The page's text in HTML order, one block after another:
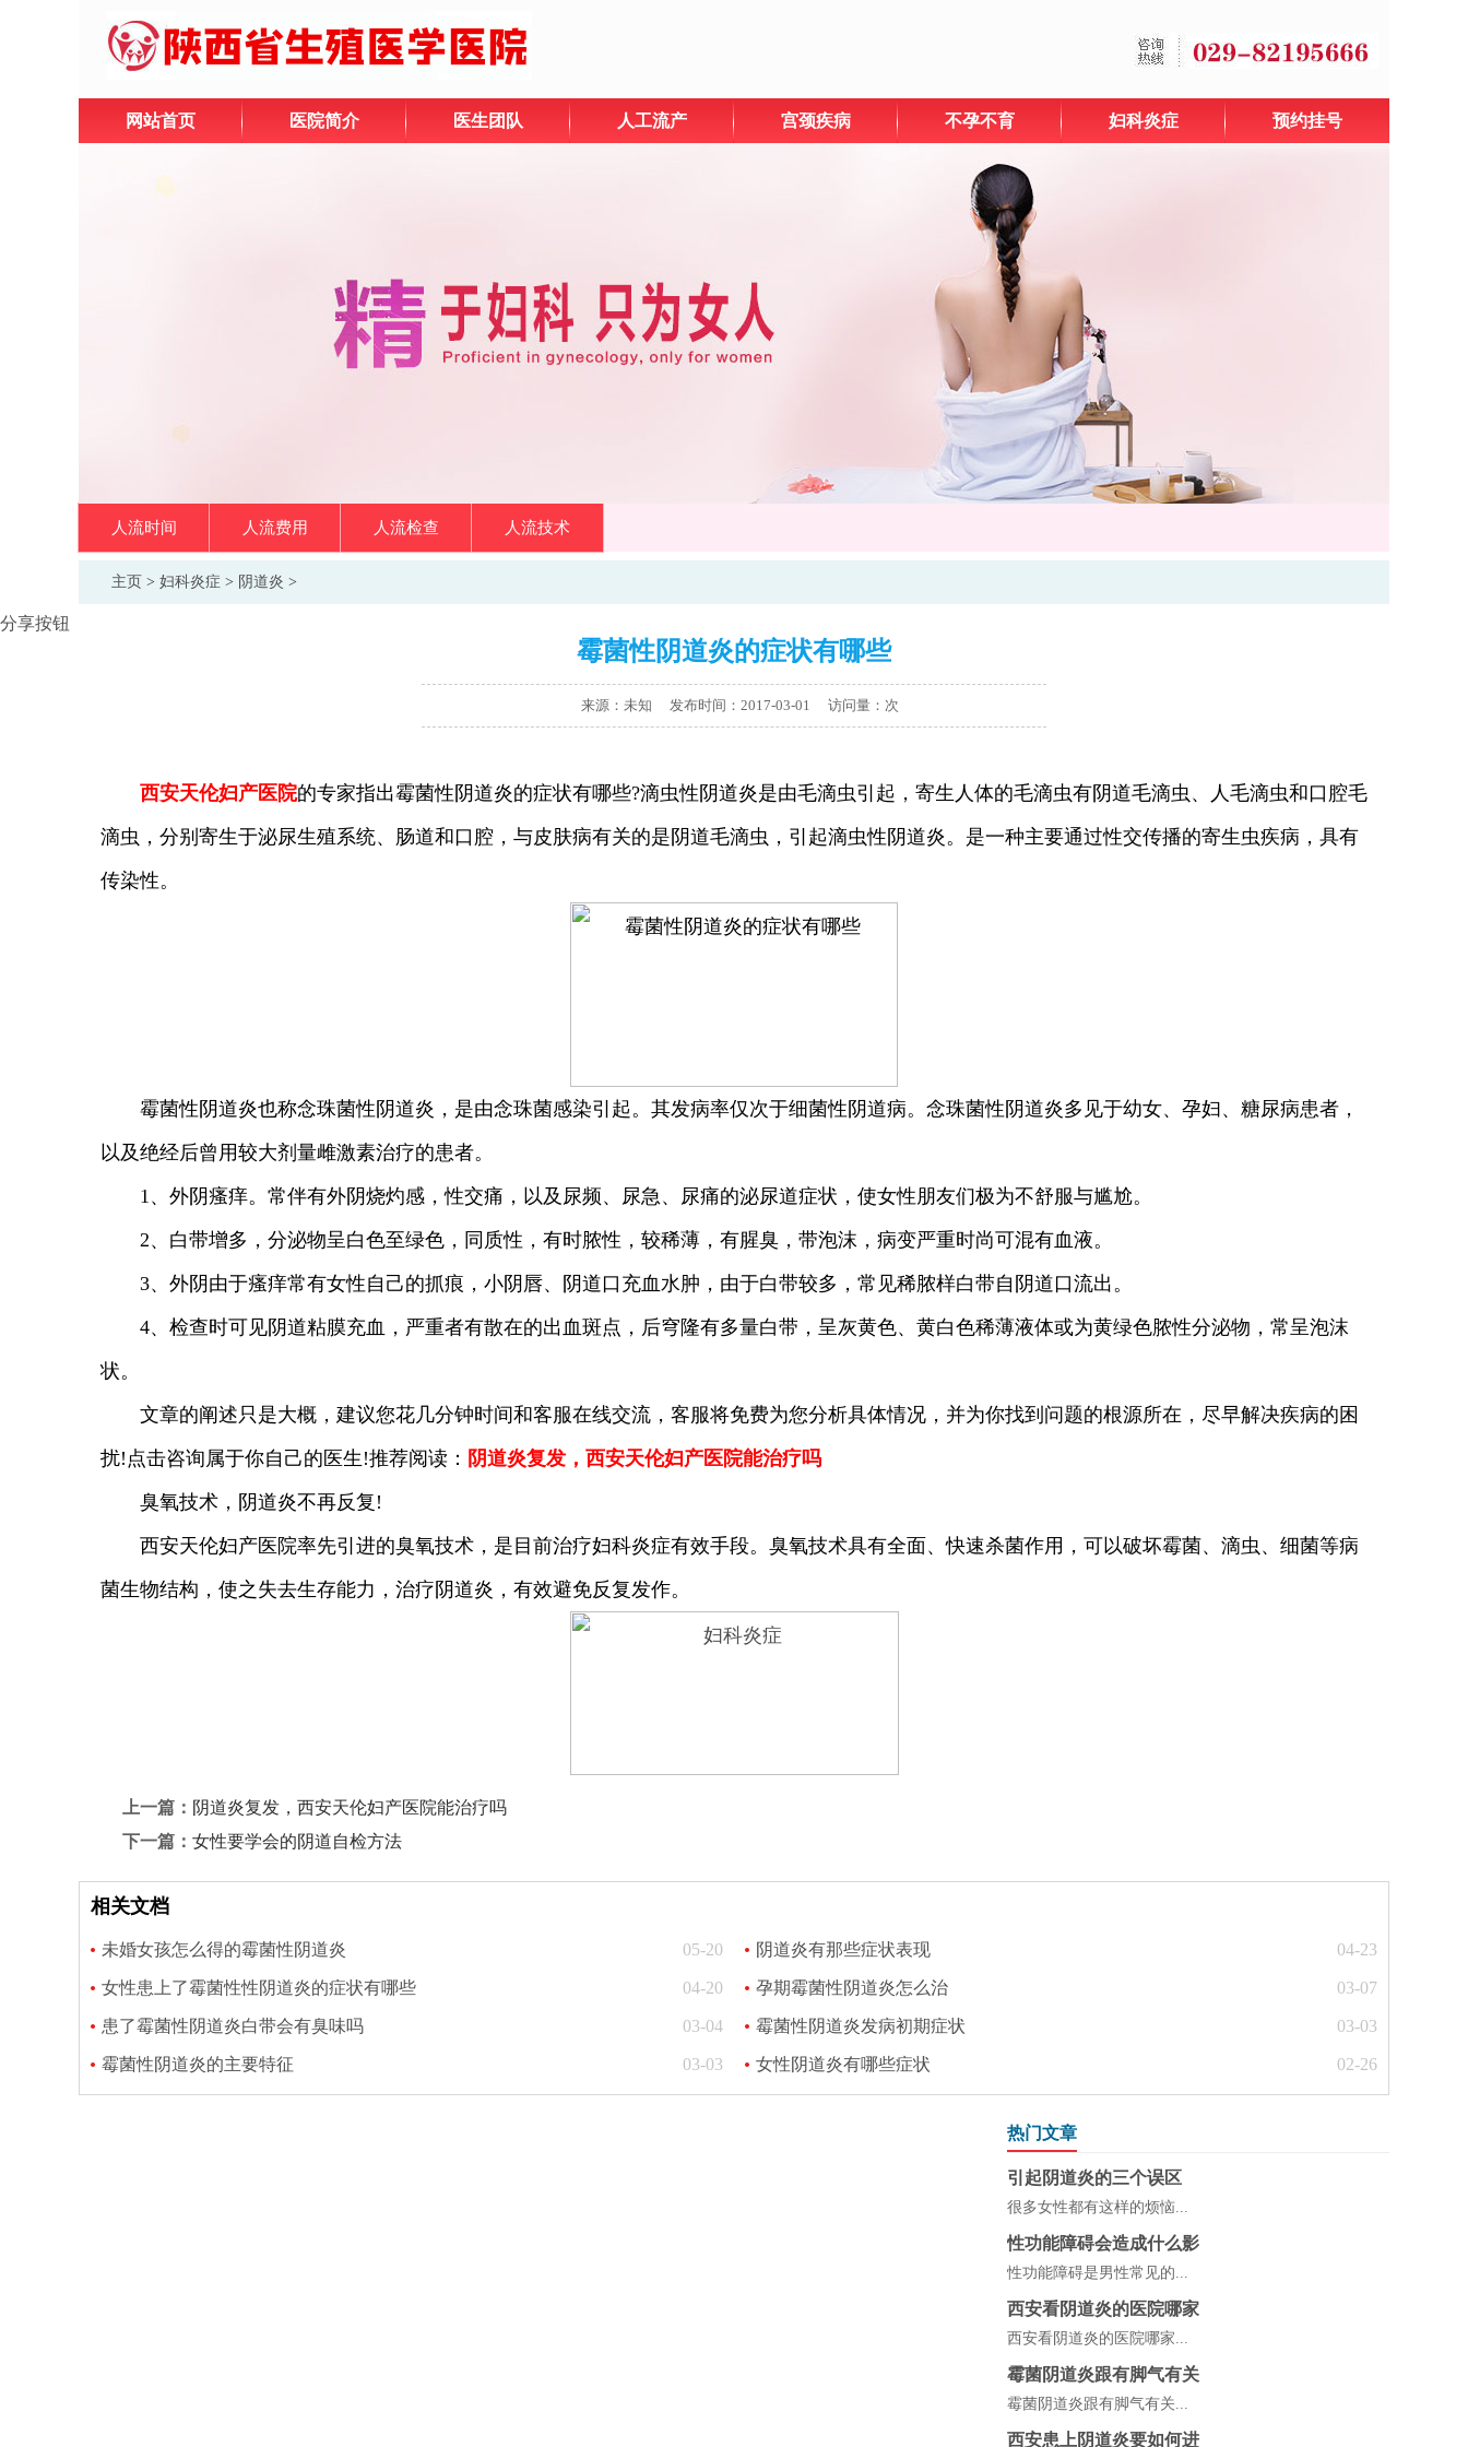
网站首页 医院简介 医生团队 人工流产 宫颈疾病 不孕不育 妇科炎症 预约挂号
人流时间 人流费用 人流检查 人流技术
主页 > 妇科炎症 > 阴道炎 >
分享按钮
霉菌性阴道炎的症状有哪些
来源：未知 发布时间：2017-03-01 访问量： 次
西安天伦妇产医院的专家指出霉菌性阴道炎的症状有哪些?滴虫性阴道炎是由毛滴虫引起，寄生人体的毛滴虫有阴道毛滴虫、人毛滴虫和口腔毛
滴虫，分别寄生于泌尿生殖系统、肠道和口腔，与皮肤病有关的是阴道毛滴虫，引起滴虫性阴道炎。是一种主要通过性交传播的寄生虫疾病，具有
传染性。
霉菌性阴道炎也称念珠菌性阴道炎，是由念珠菌感染引起。其发病率仅次于细菌性阴道病。念珠菌性阴道炎多见于幼女、孕妇、糖尿病患者，
以及绝经后曾用较大剂量雌激素治疗的患者。
1、外阴瘙痒。常伴有外阴烧灼感，性交痛，以及尿频、尿急、尿痛的泌尿道症状，使女性朋友们极为不舒服与尴尬。
2、白带增多，分泌物呈白色至绿色，同质性，有时脓性，较稀薄，有腥臭，带泡沫，病变严重时尚可混有血液。
3、外阴由于瘙痒常有女性自己的抓痕，小阴唇、阴道口充血水肿，由于白带较多，常见稀脓样白带自阴道口流出。
4、检查时可见阴道粘膜充血，严重者有散在的出血斑点，后穹隆有多量白带，呈灰黄色、黄白色稀薄液体或为黄绿色脓性分泌物，常呈泡沫
状。
文章的阐述只是大概，建议您花几分钟时间和客服在线交流，客服将免费为您分析具体情况，并为你找到问题的根源所在，尽早解决疾病的困
扰!点击咨询属于你自己的医生!推荐阅读： 阴道炎复发，西安天伦妇产医院能治疗吗
臭氧技术，阴道炎不再反复!
西安天伦妇产医院率先引进的臭氧技术，是目前治疗妇科炎症有效手段。臭氧技术具有全面、快速杀菌作用，可以破坏霉菌、滴虫、细菌等病
菌生物结构，使之失去生存能力，治疗阴道炎，有效避免反复发作。
上一篇： 阴道炎复发，西安天伦妇产医院能治疗吗
下一篇： 女性要学会的阴道自检方法
相关文档
未婚女孩怎么得的霉菌性阴道炎 05-20 阴道炎有那些症状表现 04-23
女性患上了霉菌性性阴道炎的症状有哪些 04-20 孕期霉菌性阴道炎怎么治 03-07
患了霉菌性阴道炎白带会有臭味吗 03-04 霉菌性阴道炎发病初期症状 03-03
霉菌性阴道炎的主要特征 03-03 女性阴道炎有哪些症状 02-26
热门文章
引起阴道炎的三个误区
很多女性都有这样的烦恼...
性功能障碍会造成什么影
性功能障碍是男性常见的...
西安看阴道炎的医院哪家
西安看阴道炎的医院哪家...
霉菌阴道炎跟有脚气有关
霉菌阴道炎跟有脚气有关...
西安患上阴道炎要如何进